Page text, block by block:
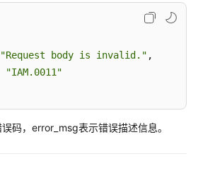
"Request body is invalid." ,
"IAM.0011"
码，error_msg表示错误描述信息。